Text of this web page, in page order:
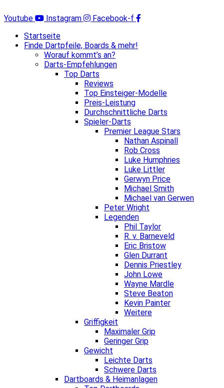
Inhalt
Youtube Instagram
Facebook-f
Startseite
Finde Dartpfeile, Boards & mehr!
Worauf kommt’s an?
Darts-Empfehlungen
Top Darts
Reviews
Top Einsteiger-Modelle
Preis-Leistung
Durchschnittliche Darts
Spieler-Darts
Premier League Stars
Nathan Aspinall
Rob Cross
Luke Humphries
Luke Littler
Gerwyn Price
Michael Smith
Michael van Gerwen
Peter Wright
Legenden
Phil Taylor
R. v. Barneveld
Eric Bristow
Glen Durrant
Dennis Priestley
John Lowe
Wayne Mardle
Steve Beaton
Kevin Painter
Weitere
Griffigkeit
Maximaler Grip
Geringer Grip
Gewicht
Leichte Darts
Schwere Darts
Dartboards & Heimanlagen